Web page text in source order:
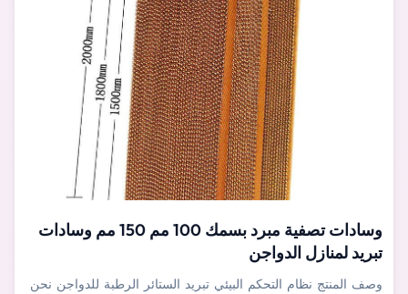
وسادات تصفية مبرد بسمك 100 مم 150 مم وسادات
تبريد لمنازل الدواجن
وصف المنتج نظام التحكم البيئي تبريد الستائر الرطبة للدواجن نحن